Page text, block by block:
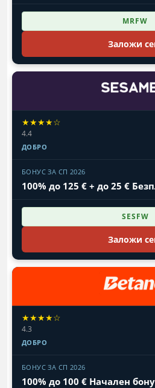
MRFW
Заложи
★★★★☆
4.4
ДОБРО
БОНУС ЗА СП 2026
100% до 125 € + до 25 €
SESFW
Заложи
★★★★☆
4.3
ДОБРО
БОНУС ЗА СП 2026
100% до 100 € Начален